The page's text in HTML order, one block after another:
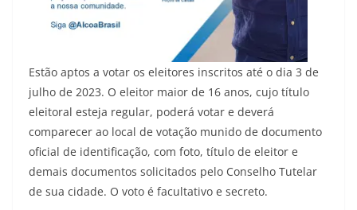
Estão aptos a votar os eleitores inscritos até o dia 3 de
julho de 2023. O eleitor maior de 16 anos, cujo título
eleitoral esteja regular, poderá votar e deverá
comparecer ao local de votação munido de documento
oficial de identificação, com foto, título de eleitor e
demais documentos solicitados pelo Conselho Tutelar
de sua cidade. O voto é facultativo e secreto.